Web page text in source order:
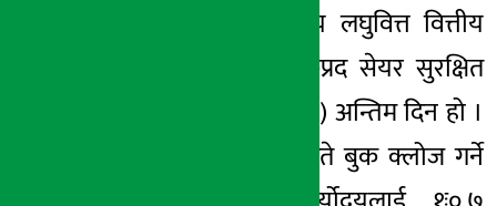
काठमाडौं – सूर्योदय लघुवित्त वित्तीय
संस्थाको ७०% हकप्रद सेयर सुरक्षित
गर्ने बिहीबार(माघ २५) अन्तिम दिन हो ।
कम्पनीले माघ २६ गते बुक क्लोज गर्ने